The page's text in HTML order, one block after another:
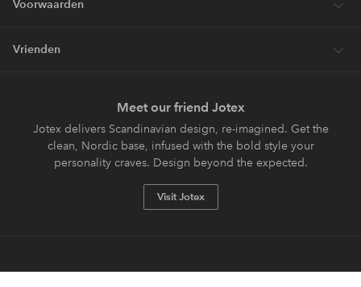
Voorwaarden
Vrienden
Meet our friend Jotex
Jotex delivers Scandinavian design, re-imagined. Get the
clean, Nordic base, infused with the bold style your
personality craves. Design beyond the expected.
Visit Jotex